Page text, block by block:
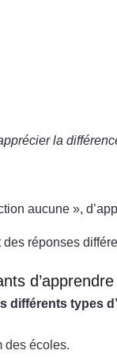
la
aucune »,
réponses
types
des écoles.